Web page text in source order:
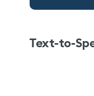
Text-to-